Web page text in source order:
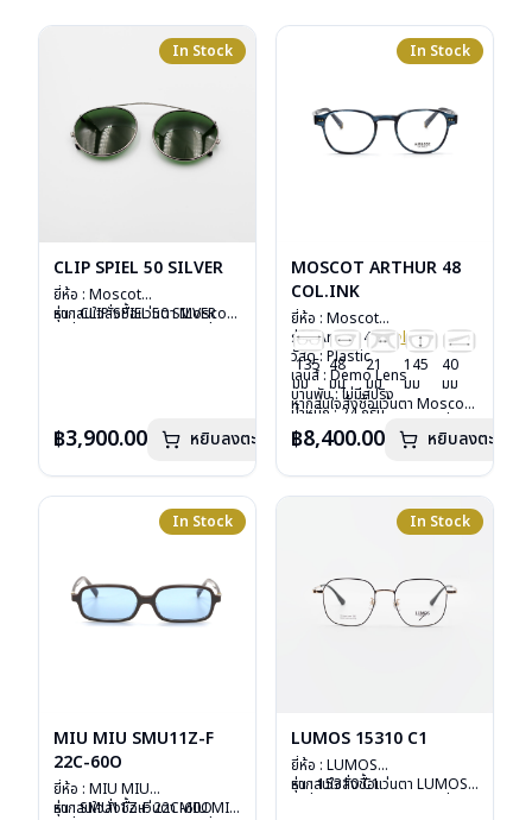
In Stock
CLIP SPIEL 50 SILVER
ยี่ห้อ : Moscot
รุ่น : CLIP SPIEL 50 SILVER
การรับประกัน : 1 ปี
หากสนใจสั่งชื้อแว่นตา Moscot
฿3,900.00 หยิบลงตะกร้า
In Stock
MOSCOT ARTHUR 48
COL.INK
ยี่ห้อ : Moscot
รุ่น : Arthur 48Col.ink
วัสดุ : Plastic
เลนส์ : Demo Lens
บานพับ : ไม่มีสปริง
น้ำหนัก : 24 กรัม
อุปกรณ์ : กล่องแว่น, กล่อง
กระดาษ, ผ้าเช็ดแว่น
การรับประกัน : 1 ปี
135
มม
48
มม
21
มม
145
มม
40
มม
หากสนใจสั่งชื้อแว่นตา Moscot
ลงไว้กรุณาติดต่อเราคลิก
฿8,400.00 หยิบลงตะกร้า
In Stock
MIU MIU SMU11Z-F
22C-60O
ยี่ห้อ : MIU MIU
รุ่น : SMU11Z-F 22C-60O
หากสนใจสั่งชื้อแว่นตา MIU MIU
In Stock
LUMOS 15310 C1
ยี่ห้อ : LUMOS
รุ่น : 15310 C1
หากสนใจสั่งชื้อแว่นตา LUMOS